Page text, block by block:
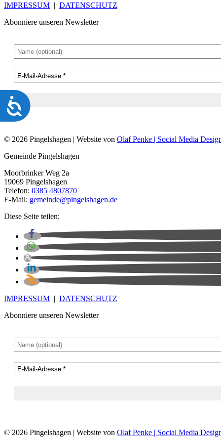
Barrierefreiheit
IMPRESSUM | DATENSCHUTZ
Abonniere unseren Newsletter
© 2026 Pingelshagen | Website von Olaf Penke | Social Media
Gemeinde Pingelshagen
Moorbrinker Weg 2a
19069 Pingelshagen
Telefon: 0385 4807870
E-Mail: gemeinde@pingelshagen.de
Diese Seite teilen:
IMPRESSUM | DATENSCHUTZ
Abonniere unseren Newsletter
© 2026 Pingelshagen | Website von Olaf Penke | Social Media